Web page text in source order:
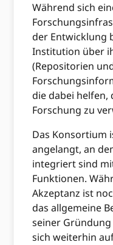
Während sich
der Entwicklung
Institution über
(Repositorien
die dabei helfen,
Forschung zu
Das Konsortium
angelangt, an
integriert sind
Funktionen.
Akzeptanz ist
das allgemeine
seiner
sich weiterhin